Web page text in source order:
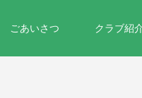
ごあいさつ クラブ紹